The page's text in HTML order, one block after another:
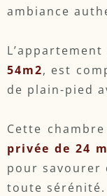
ambiance
54m2, est
de plain-pied
Cette
privée de 24
pour savourer
toute sérénité.